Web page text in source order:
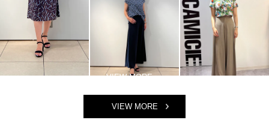
VIEW MORE